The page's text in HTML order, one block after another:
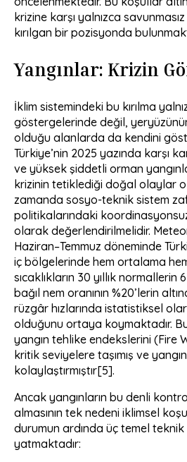
krizine karşı yalnızca
kırılgan bir pozisyonda
Yangınlar: Krizin
İklim sistemindeki bu kırılma
göstergelerinde değil,
olduğu alanlarda da kendini
Türkiye’nin 2025 yazında karşı
ve yüksek şiddetli orman
krizinin tetiklediği doğal olaylar
zamanda sosyo-teknik sistem
politikalarındaki
olarak değerlendirilmelidir.
Haziran–Temmuz döneminde
iç bölgelerinde hem ortalama
sıcaklıkların 30 yıllık normallerin
bağıl nem oranının %20’lerin
rüzgâr hızlarında istatistiksel
olduğunu ortaya koymaktadır.
yangın tehlike endekslerini (Fire
kritik seviyelere taşımış ve
kolaylaştırmıştır[5].
Ancak yangınların bu denli
almasının tek nedeni iklimsel
durumun ardında üç temel
yatmaktadır: